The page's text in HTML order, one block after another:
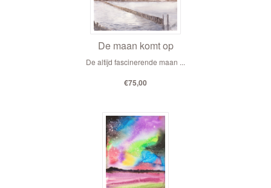
De maan komt op
De altijd fascinerende maan ...
€75,00